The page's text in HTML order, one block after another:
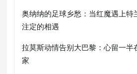
奥纳纳的足球乡愁：当红魔遇上特
注定的相遇
拉莫斯动情告别大巴黎：心留一半
家